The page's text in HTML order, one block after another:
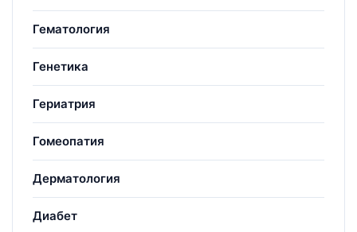
Гематология
Генетика
Гериатрия
Гомеопатия
Дерматология
Диабет